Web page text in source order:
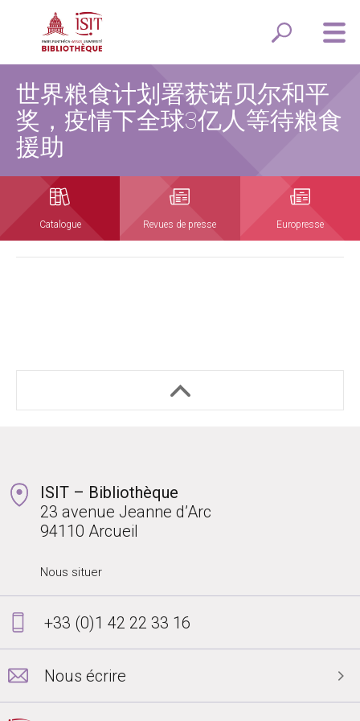
世界粮食计划署获诺贝尔和平
奖，疫情下全球3亿人等待粮食
援助
Catalogue Revues de presse Europresse
ISIT – Bibliothèque
23 avenue Jeanne d’Arc
94110 Arcueil
Nous situer
+33 (0)1 42 22 33 16
Nous écrire